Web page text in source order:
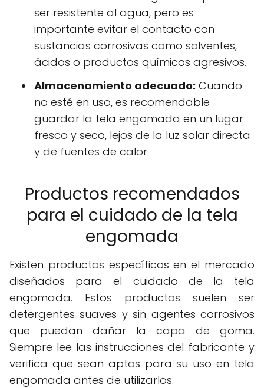
ser resistente al agua, pero es
importante evitar el contacto con
sustancias corrosivas como solventes,
ácidos o productos químicos agresivos.
Almacenamiento adecuado: Cuando
no esté en uso, es recomendable
guardar la tela engomada en un lugar
fresco y seco, lejos de la luz solar directa
y de fuentes de calor.
Productos recomendados
para el cuidado de la tela
engomada
Existen productos específicos en el mercado
diseñados para el cuidado de la tela
engomada. Estos productos suelen ser
detergentes suaves y sin agentes corrosivos
que puedan dañar la capa de goma.
Siempre lee las instrucciones del fabricante y
verifica que sean aptos para su uso en tela
engomada antes de utilizarlos.